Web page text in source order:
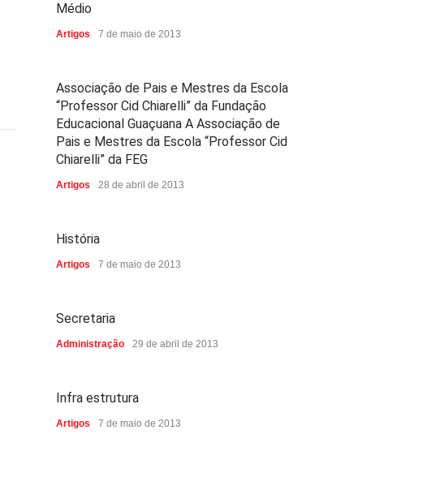
Médio
Artigos 7 de maio de 2013
Associação de Pais e Mestres da Escola
“Professor Cid Chiarelli” da Fundação
Educacional Guaçuana A Associação de
Pais e Mestres da Escola “Professor Cid
Chiarelli” da FEG
Artigos 28 de abril de 2013
História
Artigos 7 de maio de 2013
Secretaria
Administração 29 de abril de 2013
Infra estrutura
Artigos 7 de maio de 2013